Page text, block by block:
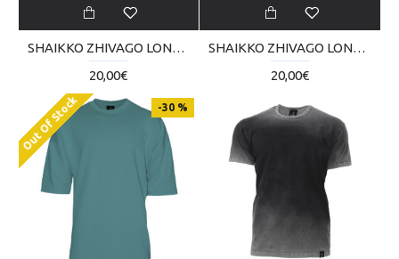
SHAIKKO ZHIVAGO LONGSLEEVE SKM223TQ01-1818
20,00€
SHAIKKO ZHIVAGO LONGSLEEVE SKM223TQ01-0606
20,00€
-30 %
Out Of Stock